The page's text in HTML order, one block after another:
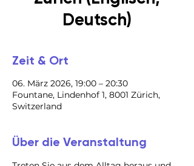
Deutsch)
Zeit & Ort
06. März 2026, 19:00 – 20:30
Fountane, Lindenhof 1, 8001 Zürich,
Switzerland
Über die Veranstaltung